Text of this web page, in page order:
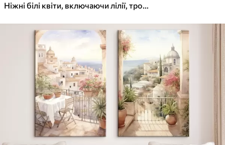
Ніжні білі квіти, включаючи лілії, троянди та інші квіти з м'якими, оксамитовими пелюстками